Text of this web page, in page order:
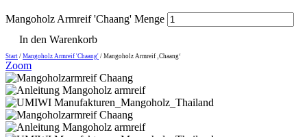
Mangoholz Armreif 'Chaang' Menge
In den Warenkorb
Start / Mangoholz Armreif 'Chaang' / Mangoholz Armreif ‚Chaang‘
Zoom